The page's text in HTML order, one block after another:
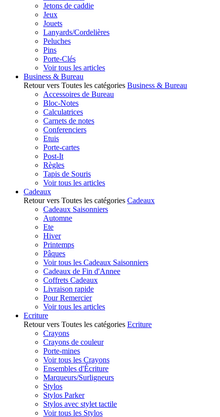
Jetons de caddie
Jeux
Jouets
Lanyards/Cordelières
Peluches
Pins
Porte-Clés
Voir tous les articles
Business & Bureau
Retour vers Toutes les catégories Business & Bureau
Accessoires de Bureau
Bloc-Notes
Calculatrices
Carnets de notes
Conferenciers
Etuis
Porte-cartes
Post-It
Règles
Tapis de Souris
Voir tous les articles
Cadeaux
Retour vers Toutes les catégories Cadeaux
Cadeaux Saisonniers
Automne
Ete
Hiver
Printemps
Pâques
Voir tous les Cadeaux Saisonniers
Cadeaux de Fin d'Annee
Coffrets Cadeaux
Livraison rapide
Pour Remercier
Voir tous les articles
Ecriture
Retour vers Toutes les catégories Ecriture
Crayons
Crayons de couleur
Porte-mines
Voir tous les Crayons
Ensembles d'Écriture
Marqueurs/Surligneurs
Stylos
Stylos Parker
Stylos avec stylet tactile
Voir tous les Stylos